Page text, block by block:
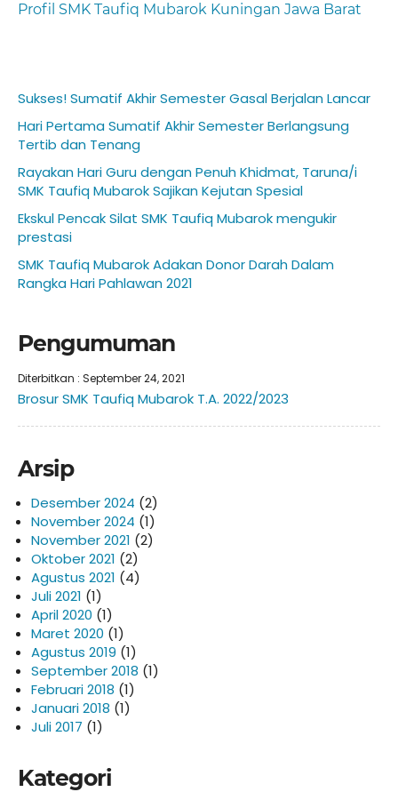
Profil SMK Taufiq Mubarok Kuningan Jawa Barat
Sukses! Sumatif Akhir Semester Gasal Berjalan Lancar
Hari Pertama Sumatif Akhir Semester Berlangsung
Tertib dan Tenang
Rayakan Hari Guru dengan Penuh Khidmat, Taruna/i
SMK Taufiq Mubarok Sajikan Kejutan Spesial
Ekskul Pencak Silat SMK Taufiq Mubarok mengukir
prestasi
SMK Taufiq Mubarok Adakan Donor Darah Dalam
Rangka Hari Pahlawan 2021
Pengumuman
Diterbitkan : September 24, 2021
Brosur SMK Taufiq Mubarok T.A. 2022/2023
Arsip
Desember 2024 (2)
November 2024 (1)
November 2021 (2)
Oktober 2021 (2)
Agustus 2021 (4)
Juli 2021 (1)
April 2020 (1)
Maret 2020 (1)
Agustus 2019 (1)
September 2018 (1)
Februari 2018 (1)
Januari 2018 (1)
Juli 2017 (1)
Kategori